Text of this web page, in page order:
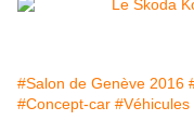
#Salon de Genève 2016
#Concept-car